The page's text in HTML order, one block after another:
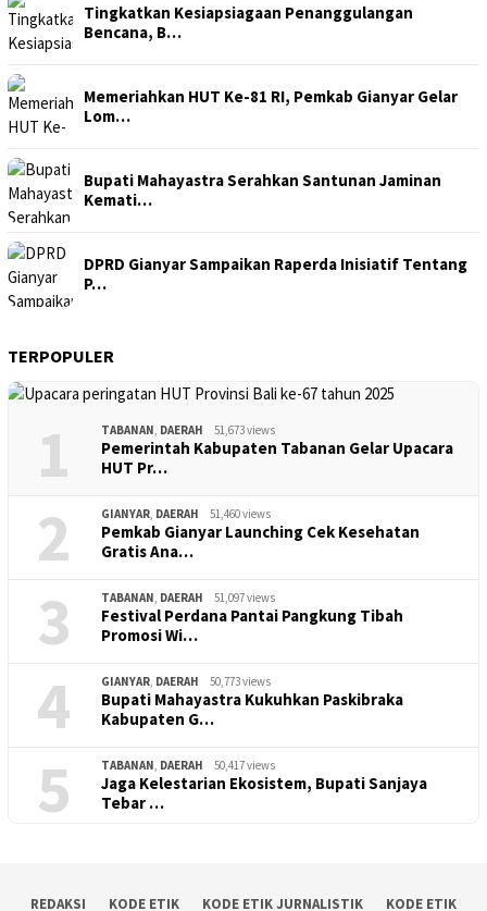
Tingkatkan Kesiapsiagaan Penanggulangan
Bencana, B…
Memeriahkan HUT Ke-81 RI, Pemkab Gianyar Gelar
Lom…
Bupati Mahayastra Serahkan Santunan Jaminan
Kemati…
DPRD Gianyar Sampaikan Raperda Inisiatif Tentang
P…
TERPOPULER
1 TABANAN, DAERAH 51,673 views
Pemerintah Kabupaten Tabanan Gelar Upacara
HUT Pr…
2 GIANYAR, DAERAH 51,460 views
Pemkab Gianyar Launching Cek Kesehatan
Gratis Ana…
3 TABANAN, DAERAH 51,097 views
Festival Perdana Pantai Pangkung Tibah
Promosi Wi…
4 GIANYAR, DAERAH 50,773 views
Bupati Mahayastra Kukuhkan Paskibraka
Kabupaten G…
5 TABANAN, DAERAH 50,417 views
Jaga Kelestarian Ekosistem, Bupati Sanjaya
Tebar …
REDAKSI KODE ETIK KODE ETIK JURNALISTIK KODE ETIK